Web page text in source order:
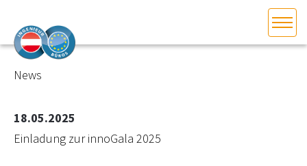
DAS INGENIEURBÜRO
News
18.05.2025
Einladung zur innoGala 2025